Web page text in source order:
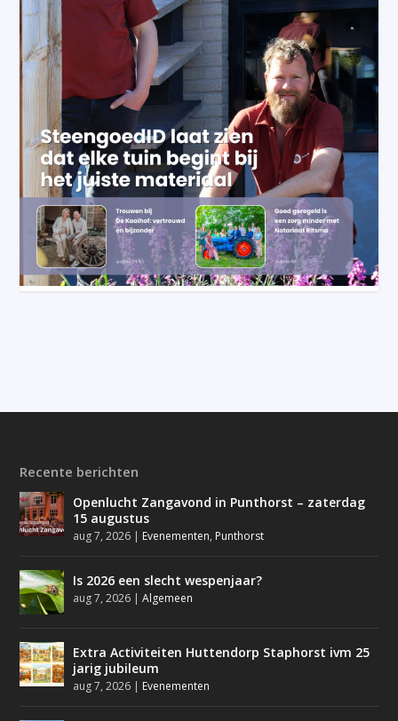
Recente berichten
Openlucht Zangavond in Punthorst – zaterdag
15 augustus
aug 7, 2026 | Evenementen, Punthorst
Is 2026 een slecht wespenjaar?
aug 7, 2026 |Algemeen
Extra Activiteiten Huttendorp Staphorst ivm 25
jarig jubileum
aug 7, 2026 | Evenementen